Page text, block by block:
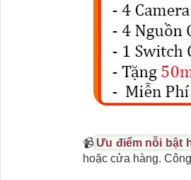
📹 Ưu điểm nỗi bật
hoặc cửa hàng.